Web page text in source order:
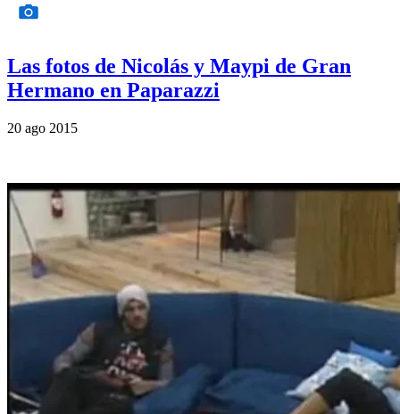
Las fotos de Nicolás y Maypi de Gran
Hermano en Paparazzi
20 ago 2015